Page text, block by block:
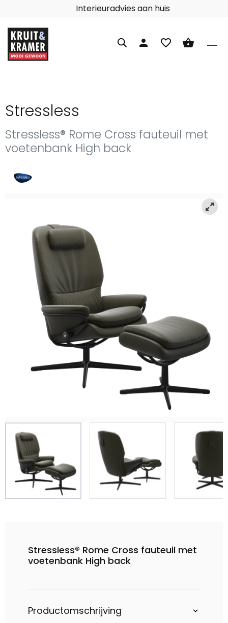
Interieuradvies aan huis
person favorite_border shopping_basket
Stressless
Stressless® Rome Cross fauteuil met
voetenbank High back
Stressless® Rome Cross fauteuil met
voetenbank High back
Productomschrijving